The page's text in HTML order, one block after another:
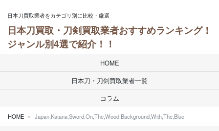
日本刀買取業者をカテゴリ別に比較・厳選
日本刀買取・刀剣買取業者おすすめランキング！
ジャンル別4選で紹介！！
HOME
日本刀・刀剣買取業者一覧
コラム
HOME Japan,Katana,Sword,On,The,Wood,Background,With,The,Blue